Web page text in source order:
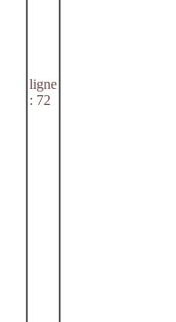
ligne
: 72